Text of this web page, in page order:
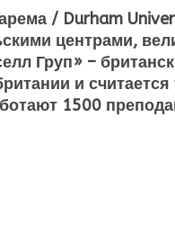
/ Durham
центрами,
Груп» –
и
1500